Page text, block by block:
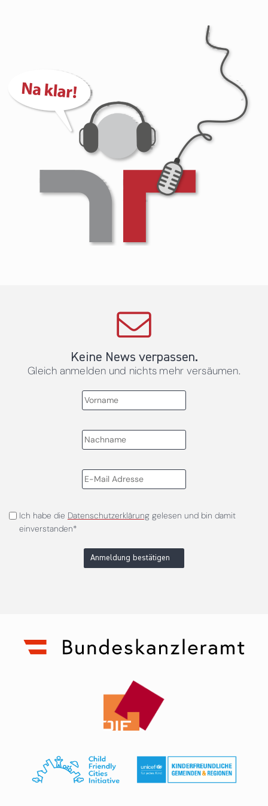
Keine News verpassen.
Gleich anmelden und nichts mehr versäumen.
Ich habe die Datenschutzerklärunggelesen und bin damit
einverstanden*
Anmeldung bestätigen